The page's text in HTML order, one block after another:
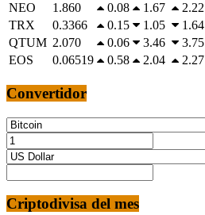
NEO
1.860 0.08 1.67
2.22
TRX
0.3366 0.15 1.05
1.64
QTUM 2.070 0.06 3.46
3.75
EOS
0.06519 0.58 2.04 2.27
Convertidor
Criptodivisa del mes